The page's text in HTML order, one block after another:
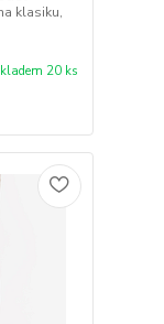
klasiku,
20 ks